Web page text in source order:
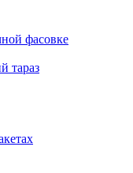
фасовке
тараз